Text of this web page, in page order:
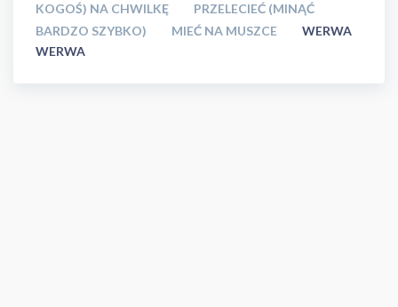
KOGOŚ) NA CHWILKĘ
PRZELECIEĆ (MINĄĆ
BARDZO SZYBKO)
MIEĆ NA MUSZCE
WERWA
WERWA